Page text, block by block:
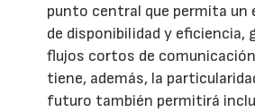
punto central que permita un
de disponibilidad y eficiencia,
flujos cortos de
tiene, además, la
futuro también permitirá